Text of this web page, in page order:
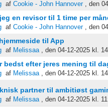
af Cookie - John Hannover, den
en revisor til 1 time per
af Cookie - John Hannover, den
til App
af Melissaa, den 04-12-2025 kl.
bedst efter jeres mening til
af Melissaa, den 04-12-2025 kl.
partner til ambitiøst
af Melissaa, den 04-12-2025 kl.
oplysninger